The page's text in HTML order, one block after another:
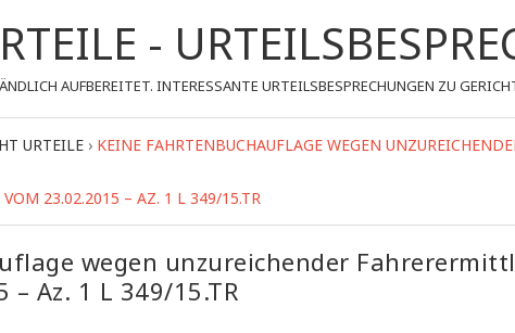
-
AUFBEREITET. INTERESSANTE URTEILSBESPRECHUNGEN ZU
URTEILE › KEINE FAHRTENBUCHAUFLAGE WEGEN
VOM 23.02.2015 – AZ. 1 L 349/15.TR
wegen unzureichender
Az. 1 L 349/15.TR